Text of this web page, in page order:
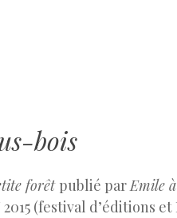
bois
forêt publié parEmile
2015 (festival d’éditions